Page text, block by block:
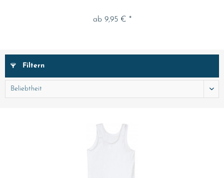
ab 9,95 € *
Filtern